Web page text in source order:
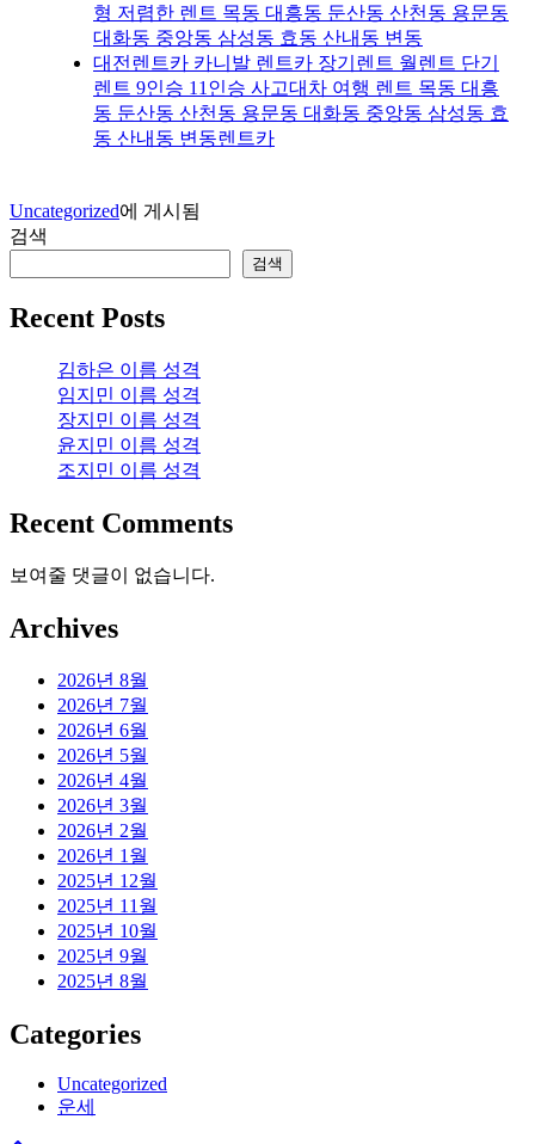
형 저렴한 렌트 목동 대흥동 둔산동 산천동 용문동
대화동 중앙동 삼성동 효동 산내동 변동
대전렌트카 카니발 렌트카 장기렌트 월렌트 단기
렌트 9인승 11인승 사고대차 여행 렌트 목동 대흥
동 둔산동 산천동 용문동 대화동 중앙동 삼성동 효
동 산내동 변동렌트카
Uncategorized에 게시됨
검색
검색
Recent Posts
김하은 이름 성격
임지민 이름 성격
장지민 이름 성격
윤지민 이름 성격
조지민 이름 성격
Recent Comments
보여줄 댓글이 없습니다.
Archives
2026년 8월
2026년 7월
2026년 6월
2026년 5월
2026년 4월
2026년 3월
2026년 2월
2026년 1월
2025년 12월
2025년 11월
2025년 10월
2025년 9월
2025년 8월
Categories
Uncategorized
운세